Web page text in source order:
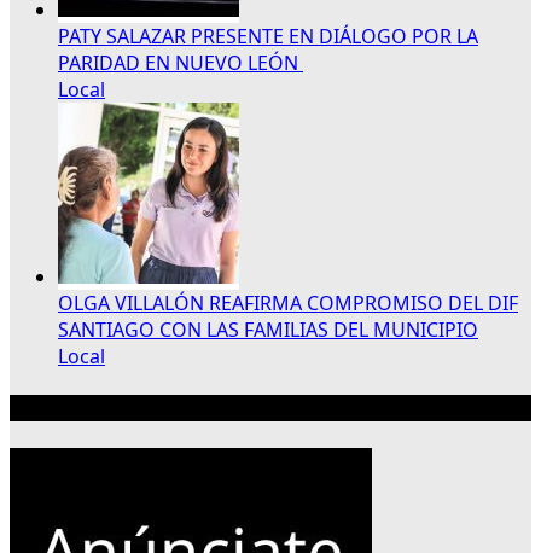
PATY SALAZAR PRESENTE EN DIÁLOGO POR LA
PARIDAD EN NUEVO LEÓN
Local
OLGA VILLALÓN REAFIRMA COMPROMISO DEL DIF
SANTIAGO CON LAS FAMILIAS DEL MUNICIPIO
Local